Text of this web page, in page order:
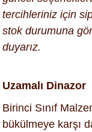
tercihleriniz için
stok durumuna
duyarız.
Uzamalı Dinazor
Birinci Sınıf
bükülmeye karşı